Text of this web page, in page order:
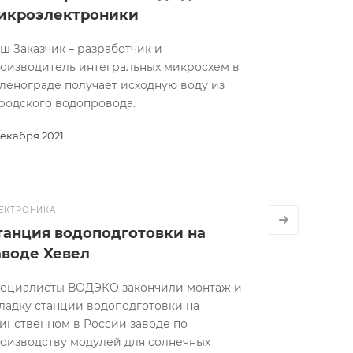
2021
Заказчик – разработчик и
интегральных микросхем в
получает исходную воду из
водопровода.
водоподготовки на
Хевел
ВОДЭКО закончили монтаж и
станции водоподготовки на
в России заводе по
модулей для солнечных
Емшина
014-83-95
ВОПРОС
Андрей Сидеряков
ЗАДАТЬ ВОПРОС